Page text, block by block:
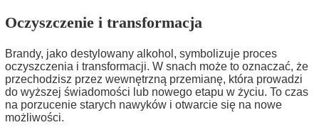
Oczyszczenie i transformacja
Brandy, jako destylowany alkohol, symbolizuje proces
oczyszczenia i transformacji. W snach może to oznaczać, że
przechodzisz przez wewnętrzną przemianę, która prowadzi
do wyższej świadomości lub nowego etapu w życiu. To czas
na porzucenie starych nawyków i otwarcie się na nowe
możliwości.